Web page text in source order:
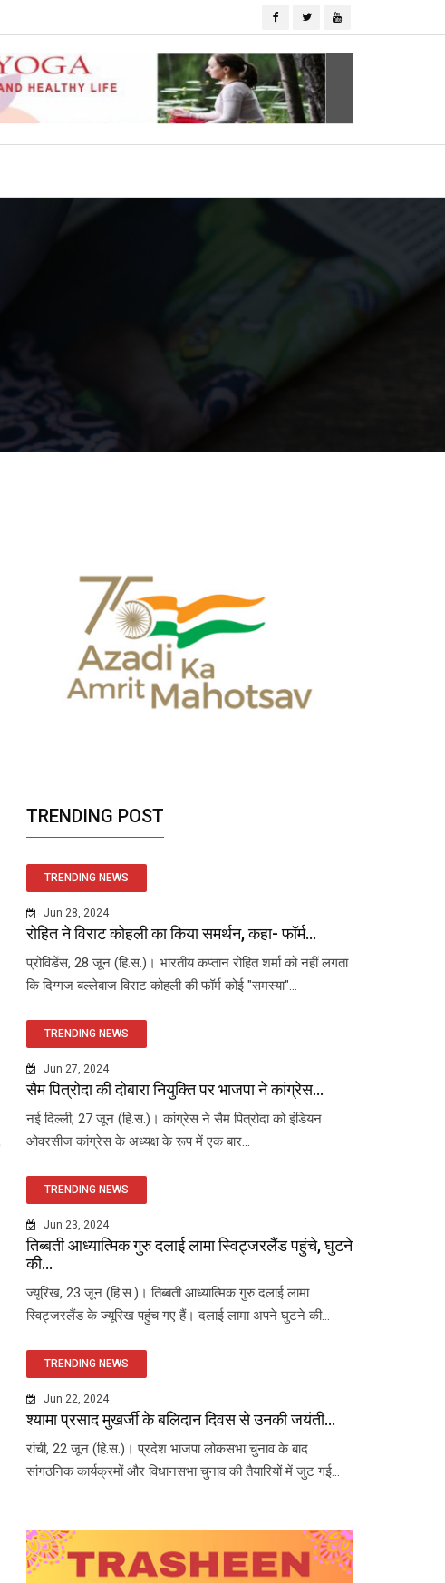
TRENDING POST
TRENDING NEWS
Jun 28, 2024
रोहित ने विराट कोहली का किया समर्थन, कहा- फॉर्म...
प्रोविडेंस, 28 जून (हि.स.)। भारतीय कप्तान रोहित शर्मा को नहीं लगता
कि दिग्गज बल्लेबाज विराट कोहली की फॉर्म कोई "समस्या"...
TRENDING NEWS
Jun 27, 2024
सैम पित्रोदा की दोबारा नियुक्ति पर भाजपा ने कांग्रेस...
नई दिल्ली, 27 जून (हि.स.)। कांग्रेस ने सैम पित्रोदा को इंडियन
ओवरसीज कांग्रेस के अध्यक्ष के रूप में एक बार...
TRENDING NEWS
Jun 23, 2024
तिब्बती आध्यात्मिक गुरु दलाई लामा स्विट्जरलैंड पहुंचे, घुटने
की...
ज्यूरिख, 23 जून (हि.स.)। तिब्बती आध्यात्मिक गुरु दलाई लामा
स्विट्जरलैंड के ज्यूरिख पहुंच गए हैं। दलाई लामा अपने घुटने की...
TRENDING NEWS
Jun 22, 2024
श्यामा प्रसाद मुखर्जी के बलिदान दिवस से उनकी जयंती...
रांची, 22 जून (हि.स.)। प्रदेश भाजपा लोकसभा चुनाव के बाद
सांगठनिक कार्यक्रमों और विधानसभा चुनाव की तैयारियों में जुट गई...